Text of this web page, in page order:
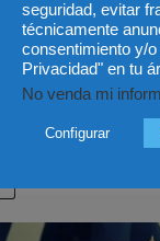
seguridad, evitar
técnicamente
consentimiento y/
Privacidad" en tu
No venda mi
Configurar